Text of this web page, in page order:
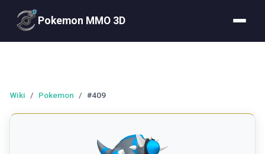
Pokemon MMO 3D
Wiki / Pokemon / #409